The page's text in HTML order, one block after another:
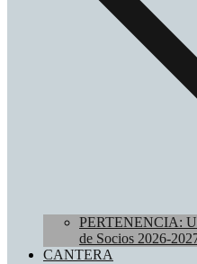
PERTENENCIA:
de Socios 2026-
CANTERA